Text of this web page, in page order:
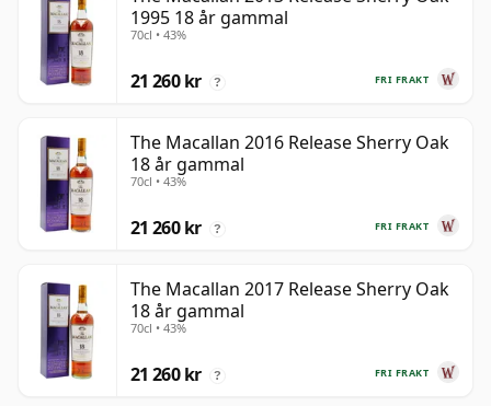
1995 18 år gammal
70cl • 43%
FRI FRAKT
21 260 kr ?
The Macallan 2016 Release Sherry Oak
18 år gammal
70cl • 43%
FRI FRAKT
21 260 kr ?
The Macallan 2017 Release Sherry Oak
18 år gammal
70cl • 43%
FRI FRAKT
21 260 kr ?